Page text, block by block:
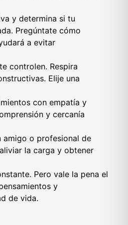
y determina si tu
Pregúntate cómo
a evitar
controlen. Respira
Elije una
con empatía y
y cercanía
amigo o profesional de
la carga y obtener
Pero vale la pena el
y
de vida.